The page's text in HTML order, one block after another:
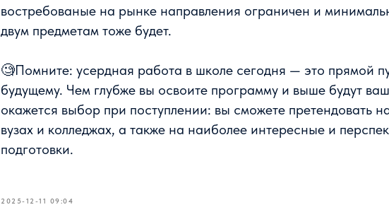
востребованые на рынке направления ограничен и
двум предметам тоже будет.
🧐Помните: усердная работа в школе сегодня — это прямой
будущему. Чем глубже вы освоите программу и выше будут
окажется выбор при поступлении: вы сможете претендовать
вузах и колледжах, а также на наиболее интересные и
подготовки.
2025-12-11 09:04